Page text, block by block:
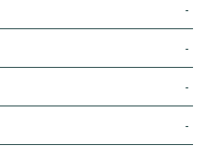
-
-
-
-